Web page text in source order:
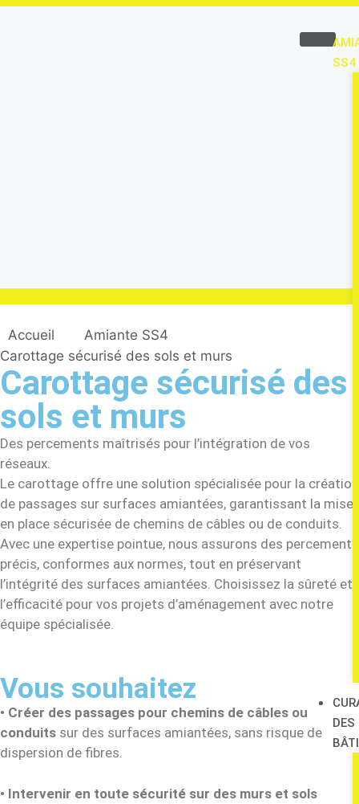
SS4
DES
Accueil
Amiante SS4
Carottage sécurisé des sols et murs
Carottage sécurisé des
sols et murs
Des percements maîtrisés pour l’intégration de vos
réseaux.
Le carottage offre une solution spécialisée pour la création
de passages sur surfaces amiantées, garantissant la mise
en place sécurisée de chemins de câbles ou de conduits.
Avec une expertise pointue, nous assurons des percements
précis, conformes aux normes, tout en préservant
l’intégrité des surfaces amiantées. Choisissez la sûreté et
l’efficacité pour vos projets d’aménagement avec notre
équipe spécialisée.
Vous souhaitez
• Créer des passages pour chemins de câbles ou
conduits sur des surfaces amiantées, sans risque de
dispersion de fibres.
• Intervenir en toute sécurité sur des murs et sols